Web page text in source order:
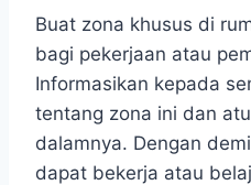
Buat zona khusus di
bagi pekerjaan atau
Informasikan kepada
tentang zona ini dan
dalamnya. Dengan
dapat bekerja atau